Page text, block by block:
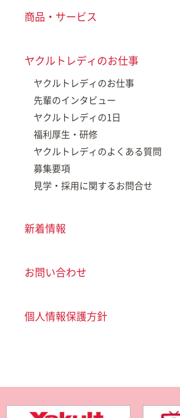
商品・サービス
ヤクルトレディのお仕事
ヤクルトレディのお仕事
先輩のインタビュー
ヤクルトレディの1日
福利厚生・研修
ヤクルトレディのよくある質問
募集要項
見学・採用に関するお問合せ
新着情報
お問い合わせ
個人情報保護方針